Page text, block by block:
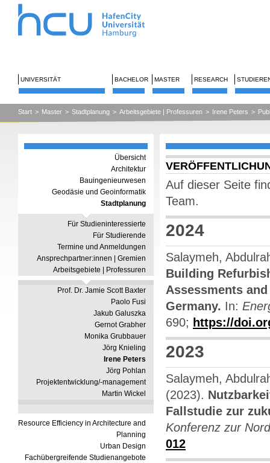
UNIVERSITÄT BACHELOR MASTER RESEARCH
Start > Master > Stadtplanung > Arbeitsgebiete | Professuren > Irene Peters >
Übersicht
Architektur
Bauingenieurwesen
Geodäsie und Geoinformatik
Stadtplanung
Für Studieninteressierte
Für Studierende
Termine und Anmeldungen
Ansprechpartner:innen | Gremien
Arbeitsgebiete | Professuren
Prof. Dr. Jamie Scott Baxter
Paolo Fusi
Jakub Galuszka
Gernot Grabher
Monika Grubbauer
Jörg Knieling
Irene Peters
Jörg Pohlan
Projektentwicklung/-management
Martin Wickel
Resource Efficiency in Architecture and
Planning
Urban Design
Fachübergreifende Studienangebote
Auf dieser Seite
Team.
2024
Salaymeh,
Building
Assessments
Germany. In:
690; https://
2023
Salaymeh,
(2023).
Fallstudie zur
Konferenz zur
012